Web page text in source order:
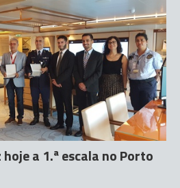
a 1.ª escala no Porto